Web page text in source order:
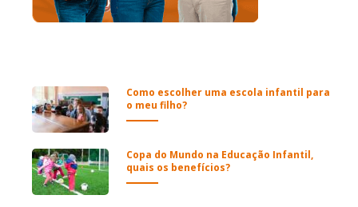
Como escolher uma escola infantil para
o meu filho?
Copa do Mundo na Educação Infantil,
quais os benefícios?